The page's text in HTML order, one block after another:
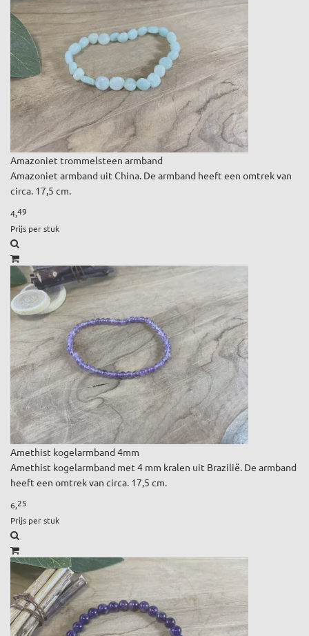
Amazoniet trommelsteen armband
Amazoniet armband uit China. De armband heeft een omtrek van
circa. 17,5 cm.
4,49
Prijs per stuk
Amethist kogelarmband 4mm
Amethist kogelarmband met 4 mm kralen uit Brazilië. De armband
heeft een omtrek van circa. 17,5 cm.
6,25
Prijs per stuk